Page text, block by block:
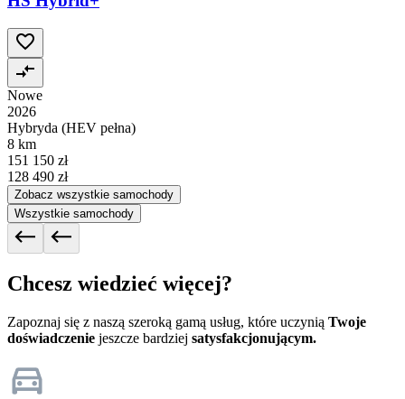
Nowe
2026
Hybryda (HEV pełna)
8 km
151 150 zł
128 490 zł
Zobacz wszystkie samochody
Wszystkie samochody
Chcesz wiedzieć więcej?
Zapoznaj się z naszą szeroką gamą usług, które uczynią Twoje
doświadczenie jeszcze bardziej satysfakcjonującym.